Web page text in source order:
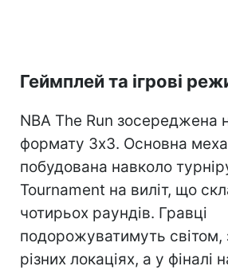
Геймплей та ігрові
NBA The Run зосереджена
формату 3х3. Основна
побудована навколо
Tournament на виліт, що
чотирьох раундів. Гравці
подорожуватимуть
різних локаціях, а у фіналі